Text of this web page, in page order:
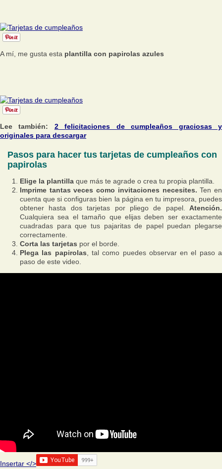
A mí, me gusta esta plantilla con papirolas azules
Lee también: 2 felicitaciones de cumpleaños graciosas y
originales para descargar
Pasos para hacer tus tarjetas de cumpleaños con
papirolas
Elige la plantilla que más te agrade o crea tu propia plantilla.
Imprime tantas veces como invitaciones necesites.Ten en
cuenta que si configuras bien la página en tu impresora, puedes
obtener hasta dos tarjetas por pliego de papel.
Atención.
Cualquiera sea el tamaño que elijas deben ser exactamente
cuadradas para que tus pajaritas de papel puedan plegarse
correctamente.
Corta las tarjetas por el borde.
Plega las papirolas , tal como puedes observar en el paso a
paso de este video.
Insertar </>